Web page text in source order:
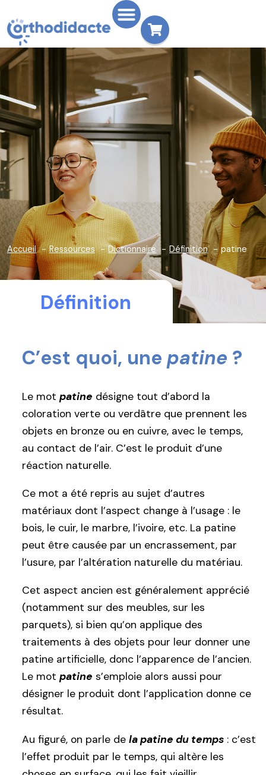
Accueil Ressources Dictionnaire Définition patine
Définition
C’est quoi, une patine ?
Le mot patine désigne tout d’abord la
coloration verte ou verdâtre que prennent les
objets en bronze ou en cuivre, avec le temps,
au contact de l’air. C’est le produit d’une
réaction naturelle.
Ce mot a été repris au sujet d’autres
matériaux dont l’aspect change à l’usage : le
bois, le cuir, le marbre, l’ivoire, etc. La patine
peut être causée par un encrassement, par
l’usure, par l’altération naturelle du matériau.
Cet aspect ancien est généralement apprécié
(notamment sur des meubles, sur les
parquets), si bien qu’on applique des
traitements à des objets pour leur donner une
patine artificielle, donc l’apparence de l’ancien.
Le mot patine s’emploie alors aussi pour
désigner le produit dont l’application donne ce
résultat.
Au figuré, on parle de la patine du temps : c’est
l’effet produit par le temps, qui altère les